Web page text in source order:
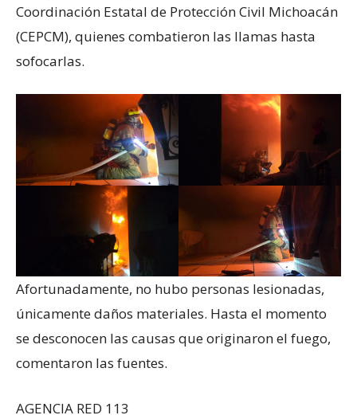
Coordinación Estatal de Protección Civil Michoacán
(CEPCM), quienes combatieron las llamas hasta
sofocarlas.
Afortunadamente, no hubo personas lesionadas,
únicamente daños materiales. Hasta el momento
se desconocen las causas que originaron el fuego,
comentaron las fuentes.
AGENCIA RED 113